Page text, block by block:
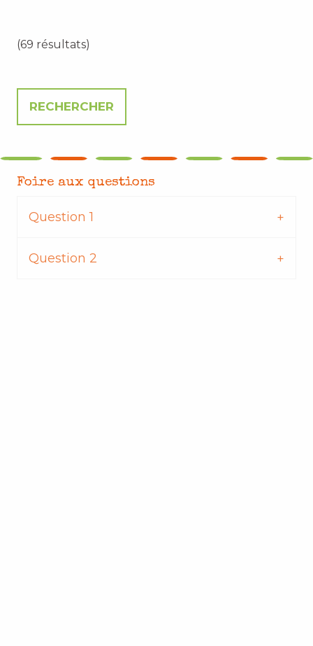
(69 résultats)
Foire aux questions
Question 1
Question 2